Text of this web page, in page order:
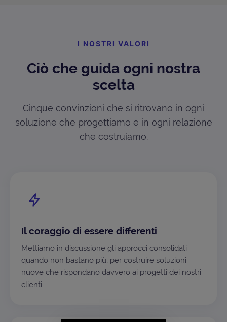
I NOSTRI VALORI
Ciò che guida ogni nostra
scelta
Cinque convinzioni che si ritrovano in ogni
soluzione che progettiamo e in ogni relazione
che costruiamo.
Il coraggio di essere differenti
Mettiamo in discussione gli approcci consolidati
quando non bastano più, per costruire soluzioni
nuove che rispondano davvero ai progetti dei nostri
clienti.